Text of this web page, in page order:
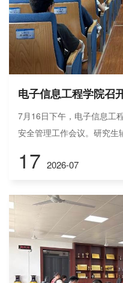
7月16日下午，电子信息工
安全管理工作会议。研究
进行了具体布置。会议就留
规电器，严禁晚归，违反
每日执行点名考勤，关注
馈。安全防范方面，暑期...
17 2026-07